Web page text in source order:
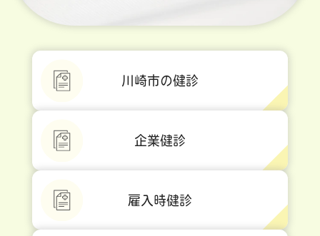
川崎市の健診
企業健診
雇入時健診